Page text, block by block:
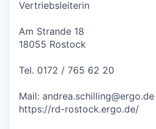
Vertriebsleiterin
Am Strande 18
18055 Rostock
Tel. 0172 / 765 62 20
Mail: andrea.schilling@ergo.de
https://rd-rostock.ergo.de/